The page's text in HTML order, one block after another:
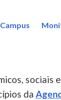
sociais
da